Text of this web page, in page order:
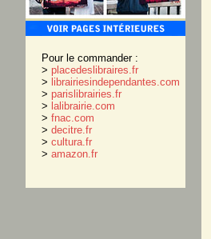
Pour le commander :
> placedeslibraires.fr
> librairiesindependantes.com
> parislibrairies.fr
> lalibrairie.com
> fnac.com
> decitre.fr
> cultura.fr
> amazon.fr